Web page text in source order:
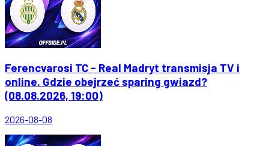
Ferencvarosi TC - Real Madryt transmisja TV i
online. Gdzie obejrzeć sparing gwiazd?
(08.08.2026, 19:00)
2026-08-08